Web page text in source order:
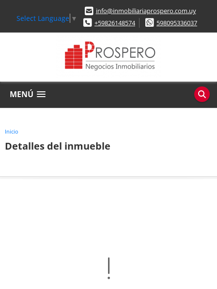
Select Language ▼
info@inmobiliariaprospero.com.uy
+59826148574
598095336037
MENÚ
Inicio
Detalles del inmueble